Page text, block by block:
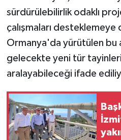
sürdürülebilirlik odaklı
çalışmaları
Ormanya'da yürütülen bu
gelecekte yeni tür
aralayabileceği ifade